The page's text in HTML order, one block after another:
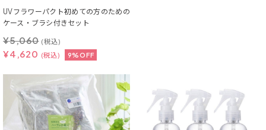
UVフラワーパクト初めての方のための
ケース・ブラシ付きセット
¥4,620 (税込) 9%OFF
¥5,060 (税込)